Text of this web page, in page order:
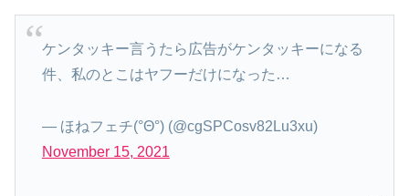
ケンタッキー言うたら広告がケンタッキーになる
件、私のとこはヤフーだけになった…
— ほねフェチ(°Θ°) (@cgSPCosv82Lu3xu)
November 15, 2021